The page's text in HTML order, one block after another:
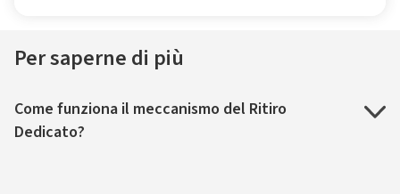
Per saperne di più
Come funziona il meccanismo del Ritiro
Dedicato?